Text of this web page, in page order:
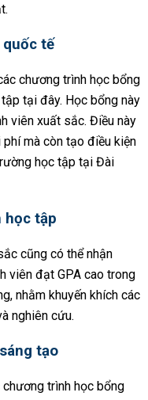
quốc tế
chương trình học bổng
tại đây. Học bổng này
viên xuất sắc. Điều này
mà còn tạo điều kiện
học tập tại Đài
học tập
cũng có thể nhận
viên đạt GPA cao trong
nhằm khuyến khích các
nghiên cứu.
tạo
trình học bổng